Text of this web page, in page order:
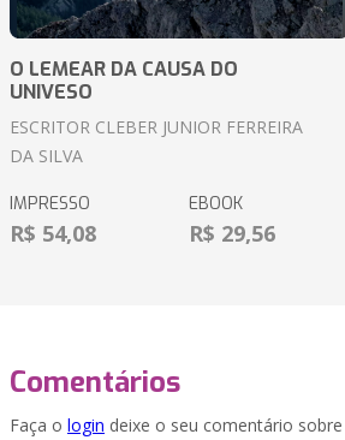
O LEMEAR DA CAUSA DO
UNIVESO
ESCRITOR CLEBER JUNIOR FERREIRA
DA SILVA
IMPRESSO
R$ 54,08
EBOOK
R$ 29,56
Comentários
Faça o login deixe o seu comentário